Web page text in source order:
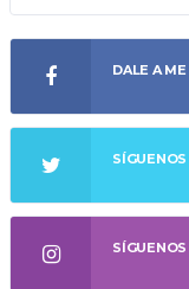
DALE A